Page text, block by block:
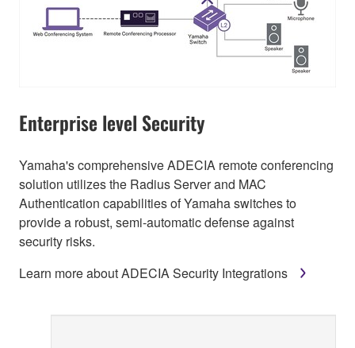
Enterprise level Security
Yamaha's comprehensive ADECIA remote conferencing
solution utilizes the Radius Server and MAC
Authentication capabilities of Yamaha switches to
provide a robust, semi-automatic defense against
security risks.
Learn more about ADECIA Security Integrations